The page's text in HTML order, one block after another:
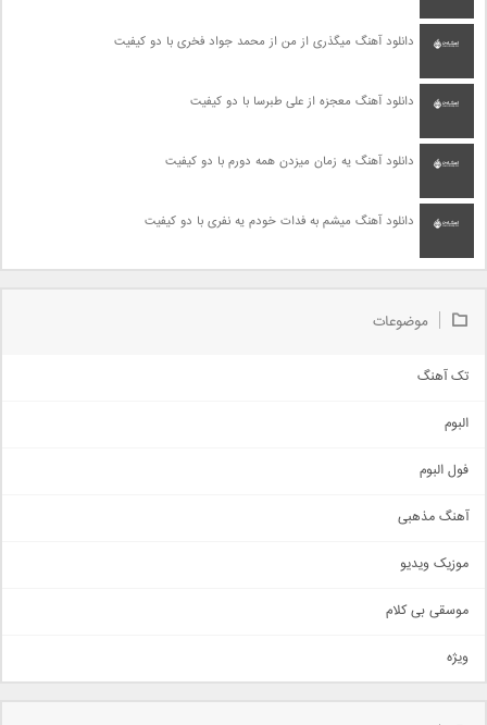
دانلود آهنگ میگذری از من از محمد جواد فخری با دو کیفیت
دانلود آهنگ معجزه از علی طبرسا با دو کیفیت
دانلود آهنگ یه زمان میزدن همه دورم با دو کیفیت
دانلود آهنگ میشم به فدات خودم یه نفری با دو کیفیت
موضوعات
تک آهنگ
اجتماعی
حماسی
سنتی
اهنگ بندرعباسی
دمو
مذهبی
البوم
فول البوم
آهنگ مذهبی
موزیک ویدیو
موسقی بی کلام
ویژه